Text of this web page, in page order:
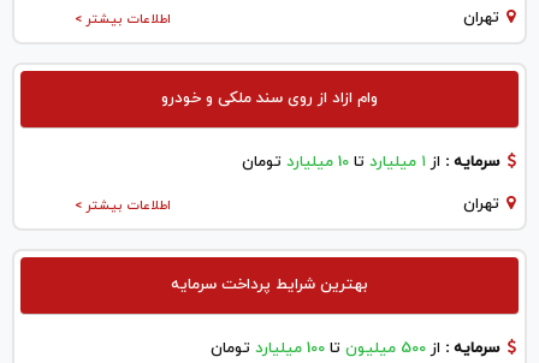
اطلاعات بیشتر > تهران
وام ازاد از روی سند ملکی و خودرو
سرمایه : از ۱ میلیارد تا 10 میلیارد تومان
اطلاعات بیشتر > تهران
بهترین شرایط پرداخت سرمایه
سرمایه : از 500 میلیون تا 100 میلیارد تومان